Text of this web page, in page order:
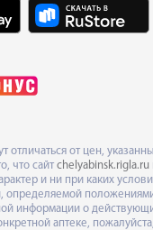
отличаться от цен,
что сайт chelyabinsk.rigla.ru
и ни при каких
определяемой
информации о
аптеке,